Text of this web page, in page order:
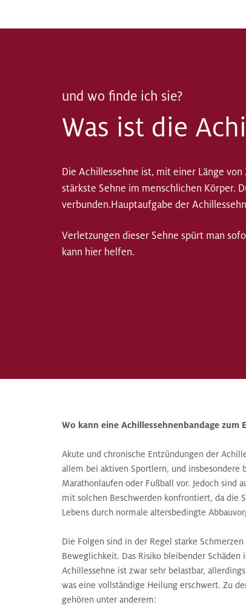
und wo finde ich sie?
Was ist die
Die Achillessehne ist, mit einer Länge
stärkste Sehne im menschlichen Körper.
verbunden.Hauptaufgabe der
Verletzungen dieser Sehne spürt man
kann hier helfen.
Wo kann eine Achillessehnenbandage zum
Akute und chronische Entzündungen der
allem bei aktiven Sportlern, und insbesondere
Marathonlaufen oder Fußball vor. Jedoch sind
mit solchen Beschwerden konfrontiert, da die
Lebens durch normale altersbedingte
Die Folgen sind in der Regel starke
Beweglichkeit. Das Risiko bleibender Schäden
Achillessehne ist zwar sehr belastbar,
was eine vollständige Heilung erschwert. Zu
gehören unter anderem: